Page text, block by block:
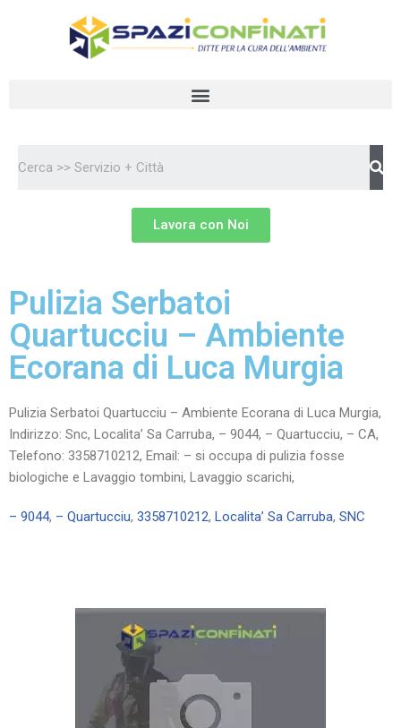
Lavora con Noi
Pulizia Serbatoi
Quartucciu – Ambiente
Ecorana di Luca Murgia
Pulizia Serbatoi Quartucciu – Ambiente Ecorana di Luca Murgia,
Indirizzo: Snc, Localita’ Sa Carruba, – 9044, – Quartucciu, – CA,
Telefono: 3358710212, Email: – si occupa di pulizia fosse
biologiche e Lavaggio tombini, Lavaggio scarichi,
– 9044, – Quartucciu, 3358710212, Localita’ Sa Carruba, SNC